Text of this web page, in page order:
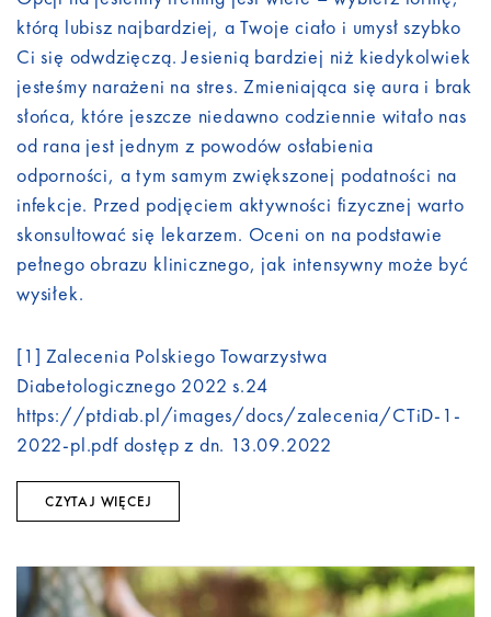
którą lubisz najbardziej, a Twoje ciało i umysł szybko
Ci się odwdzięczą. Jesienią bardziej niż kiedykolwiek
jesteśmy narażeni na stres. Zmieniająca się aura i brak
słońca, które jeszcze niedawno codziennie witało nas
od rana jest jednym z powodów osłabienia
odporności, a tym samym zwiększonej podatności na
infekcje. Przed podjęciem aktywności fizycznej warto
skonsultować się lekarzem. Oceni on na podstawie
pełnego obrazu klinicznego, jak intensywny może być
wysiłek.
[1] Zalecenia Polskiego Towarzystwa
Diabetologicznego 2022 s.24
https://ptdiab.pl/images/docs/zalecenia/CTiD-1-
2022-pl.pdfdostęp z dn. 13.09.2022
CZYTAJ WIĘCEJ